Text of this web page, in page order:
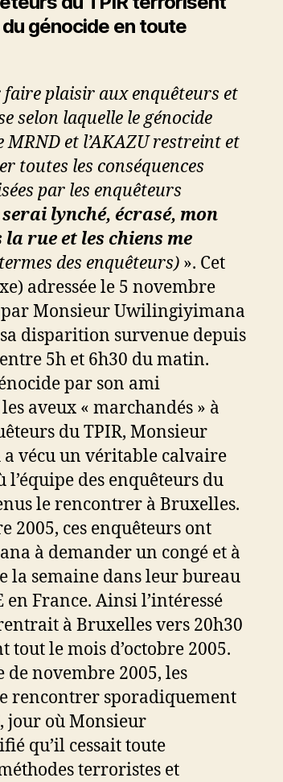
génocide en toute
faire plaisir aux enquêteurs et
selon laquelle le génocide
et l’AKAZU restreint et
toutes les conséquences
par les enquêteurs
lynché, écrasé, mon
rue et les chiens me
des enquêteurs) ». Cet
adressée le 5 novembre
par Monsieur Uwilingiyimana
disparition survenue depuis
5h et 6h30 du matin.
par son ami
aveux « marchandés » à
du TPIR, Monsieur
vécu un véritable calvaire
l’équipe des enquêteurs du
le rencontrer à Bruxelles.
2005, ces enquêteurs ont
à demander un congé et à
la semaine dans leur bureau
France. Ainsi l’intéressé
à Bruxelles vers 20h30
le mois d’octobre 2005.
novembre 2005, les
rencontrer sporadiquement
jour où Monsieur
qu’il cessait toute
terroristes et